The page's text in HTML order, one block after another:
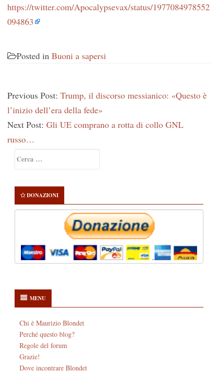
https://twitter.com/Apocalypsevax/status/1977084978552
094863
Posted in Buoni a sapersi
Previous Post: Trump, il discorso messianico: «Questo è
l’inizio dell’era della fede»
Next Post: Gli UE comprano a rotta di collo GNL
russo…
Sidebar
per:
DONAZIONI
MENU
Chi è Maurizio Blondet
Perché questo blog?
Regole del forum
Grazie!
Dove incontrare Blondet